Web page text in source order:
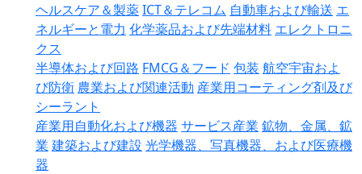
ヘルスケア＆製薬ICT＆テレコム 自動車および輸送 エ
ネルギーと電力 化学薬品および先端材料 エレクトロニ
クス
半導体および回路 FMCG＆フード 包装 航空宇宙およ
び防衛 農業および関連活動 産業用コーティング剤及び
シーラント
産業用自動化および機器 サービス産業 鉱物、金属、鉱
業 建築および建設 光学機器、写真機器、および医療機
器